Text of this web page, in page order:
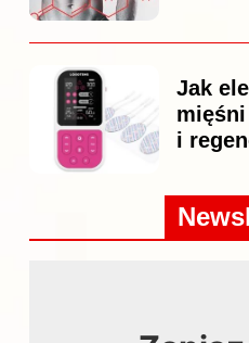
Jak
i